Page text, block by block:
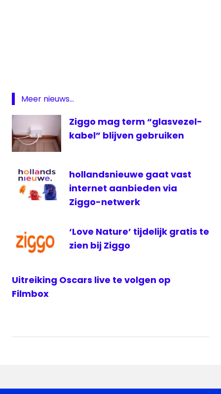
Meer nieuws...
Ziggo mag term “glasvezel-
kabel” blijven gebruiken
hollandsnieuwe gaat vast
internet aanbieden via
Ziggo-netwerk
‘Love Nature’ tijdelijk gratis te
zien bij Ziggo
Uitreiking Oscars live te volgen op
Filmbox